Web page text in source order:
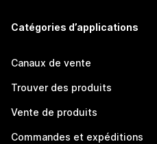
Catégories d’applications
Canaux de vente
Trouver des produits
Vente de produits
Commandes et expéditions